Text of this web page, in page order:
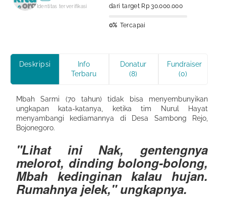
Identitas terverifikasi dari target Rp 30.000.000
0% Tercapai
Deskripsi
Info
Terbaru
Donatur
(8)
Fundraiser
(0)
Mbah Sarmi (70 tahun) tidak bisa menyembunyikan
ungkapan kata-katanya, ketika tim Nurul Hayat
menyambangi kediamannya di Desa Sambong Rejo,
Bojonegoro.
"Lihat ini Nak, gentengnya
melorot, dinding bolong-bolong,
Mbah kedinginan kalau hujan.
Rumahnya jelek," ungkapnya.